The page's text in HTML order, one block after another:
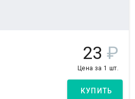
23 ₽
Цена за 1 шт.
КУПИТЬ